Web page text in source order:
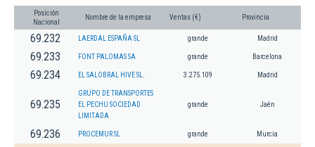
Posición
Nacional
Nombre de la empresa Ventas (€) Provincia
69.232 LAERDAL ESPAÑA SL grande Madrid
69.233 FONT PALOMAS SA grande Barcelona
69.234 EL SALOBRAL HIVE SL. 3.275.109 Madrid
69.235
GRUPO DE TRANSPORTES
EL PECHU SOCIEDAD
LIMITADA
grande Jaén
69.236 PROCEMUR SL grande Murcia